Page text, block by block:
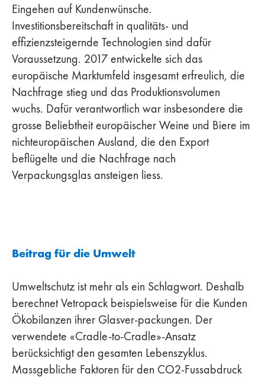
Eingehen auf Kundenwünsche.
Investitionsbereitschaft in qualitäts- und
effizienzsteigernde Technologien sind dafür
Voraussetzung. 2017 entwickelte sich das
europäische Marktumfeld insgesamt erfreulich, die
Nachfrage stieg und das Produktionsvolumen
wuchs. Dafür verantwortlich war insbesondere die
grosse Beliebtheit europäischer Weine und Biere im
nichteuropäischen Ausland, die den Export
beflügelte und die Nachfrage nach
Verpackungsglas ansteigen liess.
Beitrag für die Umwelt
Umweltschutz ist mehr als ein Schlagwort. Deshalb
berechnet Vetropack beispielsweise für die Kunden
Ökobilanzen ihrer Glasver-packungen. Der
verwendete «Cradle-to-Cradle»-Ansatz
berücksichtigt den gesamten Lebenszyklus.
Massgebliche Faktoren für den CO2-Fussabdruck